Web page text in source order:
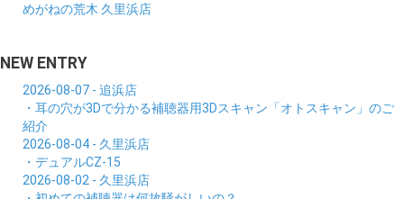
めがねの荒木 久里浜店
NEW ENTRY
2026-08-07 - 追浜店
・耳の穴が3Dで分かる補聴器用3Dスキャン「オトスキャン」のご
紹介
2026-08-04 - 久里浜店
・デュアルCZ-15
2026-08-02 - 久里浜店